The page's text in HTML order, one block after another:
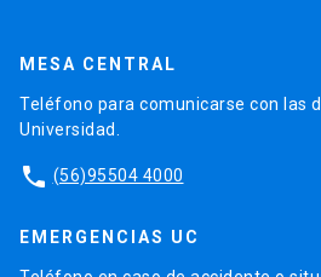
MESA CENTRAL
Teléfono para comunicarse con las
Universidad.
phone (56)95504 4000
EMERGENCIAS UC